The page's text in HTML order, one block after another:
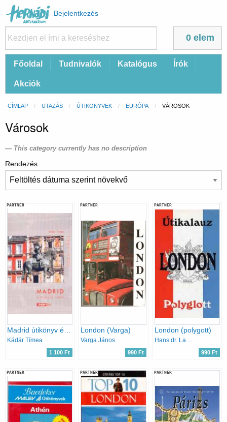
Felhasználói
fiók
menüje
Bejelentkezés
0 elem
FőFőoldal Tudnivalók Katalógus Írók
Akciók
Morzsa
CÍMLAP UTAZÁS ÚTIKÖNYVEK EURÓPA CURRENT:
VÁROSOK
Városok
This category currently has no description
Rendezés
PARTNER
Kádár Tímea
1 100 Ft
PARTNER
London (Varga)
Varga János
990 Ft
PARTNER
London (polygott)
990 Ft
PARTNER PARTNER PARTNER